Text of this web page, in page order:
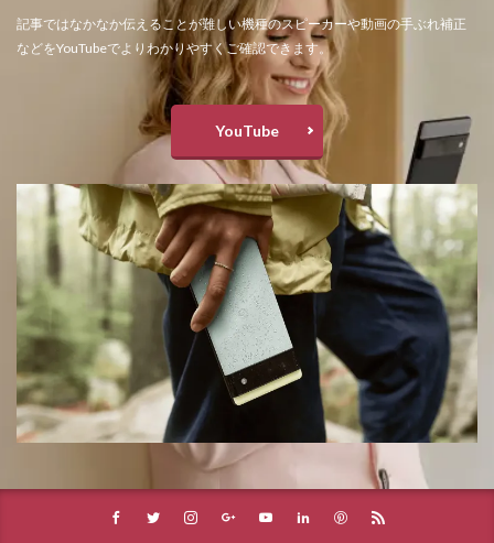
記事ではなかなか伝えることが難しい機種のスピーカーや動画の手ぶれ補正
などをYouTubeでよりわかりやすくご確認できます。
YouTube